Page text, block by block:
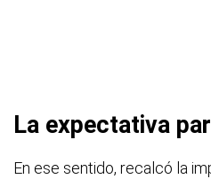
La expectativa
En ese sentido, recalcó la